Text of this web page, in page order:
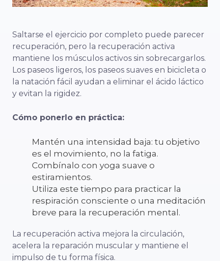
Saltarse el ejercicio por completo puede parecer
recuperación, pero la recuperación activa
mantiene los músculos activos sin sobrecargarlos.
Los paseos ligeros, los paseos suaves en bicicleta o
la natación fácil ayudan a eliminar el ácido láctico
y evitan la rigidez.
Cómo ponerlo en práctica:
Mantén una intensidad baja: tu objetivo
es el movimiento, no la fatiga.
Combínalo con yoga suave o
estiramientos.
Utiliza este tiempo para practicar la
respiración consciente o una meditación
breve para la recuperación mental.
La recuperación activa mejora la circulación,
acelera la reparación muscular y mantiene el
impulso de tu forma física.